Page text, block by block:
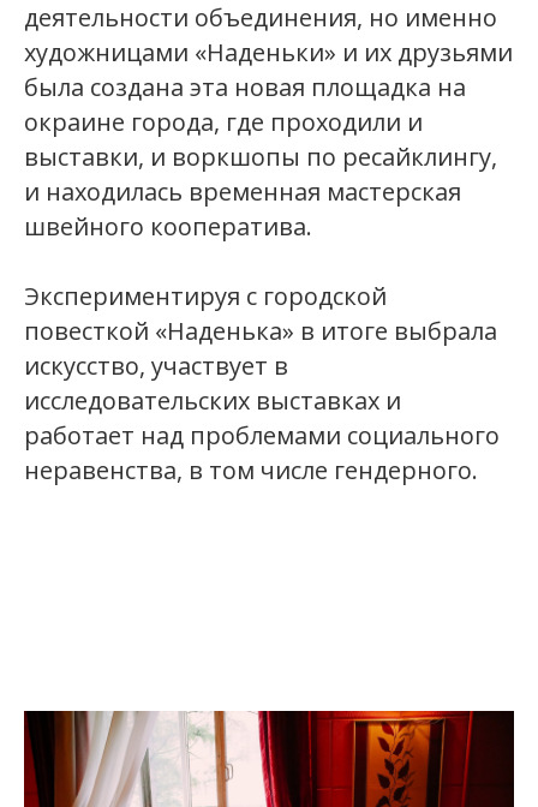
деятельности объединения, но именно
художницами «Наденьки» и их друзьями
была создана эта новая площадка на
окраине города, где проходили и
выставки, и воркшопы по ресайклингу,
и находилась временная мастерская
швейного кооператива.
Экспериментируя с городской
повесткой «Наденька» в итоге выбрала
искусство, участвует в
исследовательских выставках и
работает над проблемами социального
неравенства, в том числе гендерного.